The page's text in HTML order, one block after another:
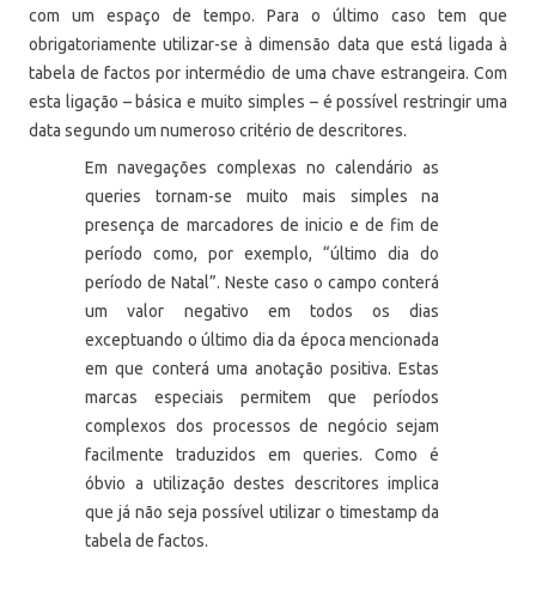
com um espaço de tempo. Para o último caso tem que
obrigatoriamente utilizar-se à dimensão data que está ligada à
tabela de factos por intermédio de uma chave estrangeira. Com
esta ligação – básica e muito simples – é possível restringir uma
data segundo um numeroso critério de descritores.
Em navegações complexas no calendário as
queries tornam-se muito mais simples na
presença de marcadores de inicio e de fim de
período como, por exemplo, “último dia do
período de Natal”. Neste caso o campo conterá
um valor negativo em todos os dias
exceptuando o último dia da época mencionada
em que conterá uma anotação positiva. Estas
marcas especiais permitem que períodos
complexos dos processos de negócio sejam
facilmente traduzidos em queries. Como é
óbvio a utilização destes descritores implica
que já não seja possível utilizar o timestamp da
tabela de factos.